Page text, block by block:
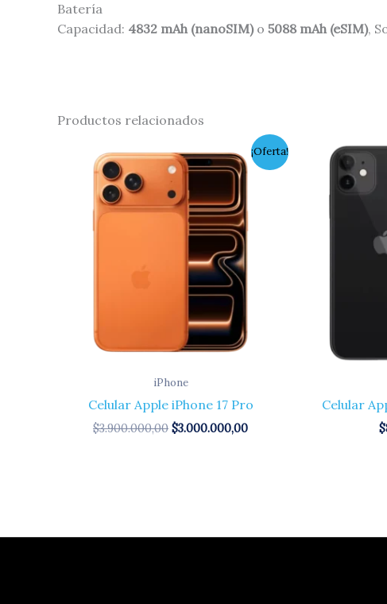
Batería
Capacidad: 4832 mAh (nanoSIM)o 5088 mAh (eSIM),
Productos relacionados
¡Oferta!
iPhone
Celular Apple iPhone 17 Pro
$3.900.000,00
price
was:
$3.900.000,00.
$3.000.000,00
Current
price
Celular
$